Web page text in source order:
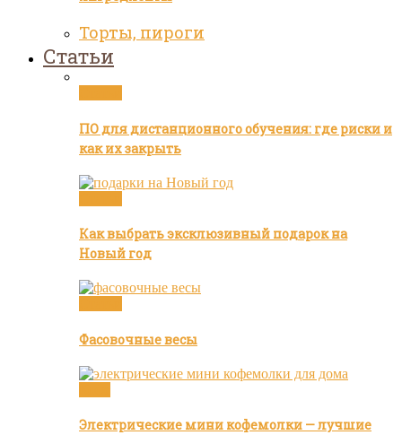
Торты, пироги
Статьи
ПО для дистанционного обучения: где риски и
как их закрыть
Как выбрать эксклюзивный подарок на
Новый год
Фасовочные весы
Электрические мини кофемолки — лучшие